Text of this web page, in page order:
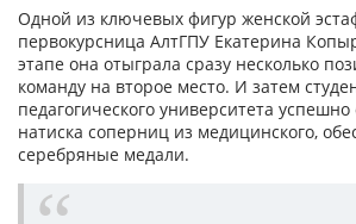
Одной из ключевых фигур женской
первокурсница АлтГПУ Екатерина
этапе она отыграла сразу несколько
команду на второе место. И затем
педагогического университета успешно
натиска соперниц из медицинского,
серебряные медали.